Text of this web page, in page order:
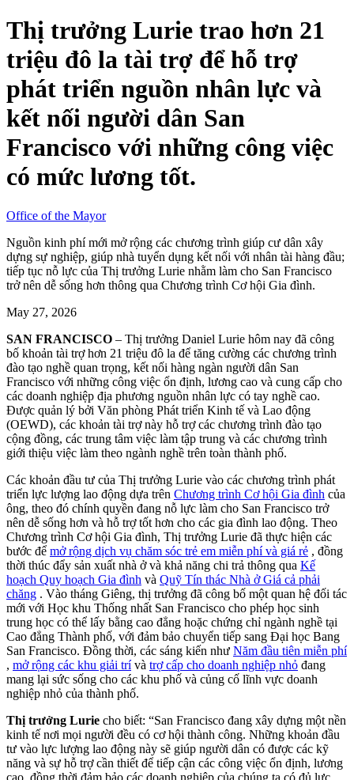
Thị trưởng Lurie trao hơn 21
triệu đô la tài trợ để hỗ trợ
phát triển nguồn nhân lực và
kết nối người dân San
Francisco với những công việc
có mức lương tốt.
Office of the Mayor
Nguồn kinh phí mới mở rộng các chương trình giúp cư dân xây
dựng sự nghiệp, giúp nhà tuyển dụng kết nối với nhân tài hàng đầu;
tiếp tục nỗ lực của Thị trưởng Lurie nhằm làm cho San Francisco
trở nên dễ sống hơn thông qua Chương trình Cơ hội Gia đình.
May 27, 2026
SAN FRANCISCO – Thị trưởng Daniel Lurie hôm nay đã công
bố khoản tài trợ hơn 21 triệu đô la để tăng cường các chương trình
đào tạo nghề quan trọng, kết nối hàng ngàn người dân San
Francisco với những công việc ổn định, lương cao và cung cấp cho
các doanh nghiệp địa phương nguồn nhân lực có tay nghề cao.
Được quản lý bởi Văn phòng Phát triển Kinh tế và Lao động
(OEWD), các khoản tài trợ này hỗ trợ các chương trình đào tạo
cộng đồng, các trung tâm việc làm tập trung và các chương trình
giới thiệu việc làm theo ngành nghề trên toàn thành phố.
Các khoản đầu tư của Thị trưởng Lurie vào các chương trình phát
triển lực lượng lao động dựa trên Chương trình Cơ hội Gia đình của
ông, theo đó chính quyền đang nỗ lực làm cho San Francisco trở
nên dễ sống hơn và hỗ trợ tốt hơn cho các gia đình lao động. Theo
Chương trình Cơ hội Gia đình, Thị trưởng Lurie đã thực hiện các
bước để mở rộng dịch vụ chăm sóc trẻ em miễn phí và giá rẻ , đồng
thời thúc đẩy sản xuất nhà ở và khả năng chi trả thông qua Kế
hoạch Quy hoạch Gia đình và Quỹ Tín thác Nhà ở Giá cả phải
chăng . Vào tháng Giêng, thị trưởng đã công bố một quan hệ đối tác
mới với Học khu Thống nhất San Francisco cho phép học sinh
trung học có thể lấy bằng cao đẳng hoặc chứng chỉ ngành nghề tại
Cao đẳng Thành phố, với đảm bảo chuyển tiếp sang Đại học Bang
San Francisco. Đồng thời, các sáng kiến ​​như Năm đầu tiên miễn phí
, mở rộng các khu giải trívà trợ cấp cho doanh nghiệp nhỏ đang
mang lại sức sống cho các khu phố và củng cố lĩnh vực doanh
nghiệp nhỏ của thành phố.
Thị trưởng Lurie cho biết: “San Francisco đang xây dựng một nền
kinh tế nơi mọi người đều có cơ hội thành công. Những khoản đầu
tư vào lực lượng lao động này sẽ giúp người dân có được các kỹ
năng và sự hỗ trợ cần thiết để tiếp cận các công việc ổn định, lương
cao, đồng thời đảm bảo các doanh nghiệp của chúng ta có đủ lực